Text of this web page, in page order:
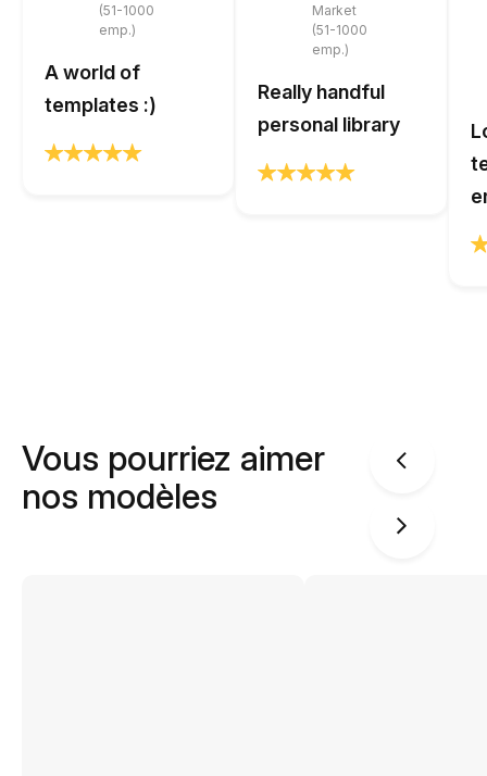
(51-1000
emp.)
A world of
templates :)
Market
(51-1000
emp.)
Really handful
personal library
Vous pourriez aimer
nos modèles